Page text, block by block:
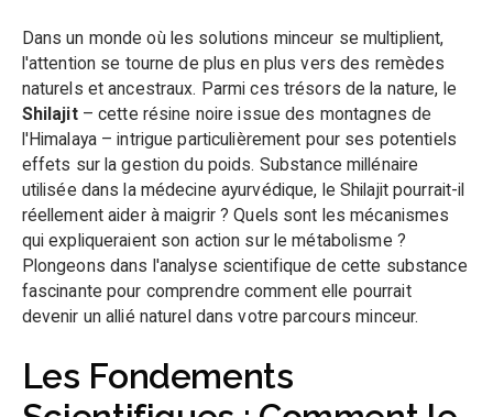
Dans un monde où les solutions minceur se multiplient,
l'attention se tourne de plus en plus vers des remèdes
naturels et ancestraux. Parmi ces trésors de la nature, le
Shilajit– cette résine noire issue des montagnes de
l'Himalaya – intrigue particulièrement pour ses potentiels
effets sur la gestion du poids. Substance millénaire
utilisée dans la médecine ayurvédique, le Shilajit pourrait-il
réellement aider à maigrir ? Quels sont les mécanismes
qui expliqueraient son action sur le métabolisme ?
Plongeons dans l'analyse scientifique de cette substance
fascinante pour comprendre comment elle pourrait
devenir un allié naturel dans votre parcours minceur.
Les Fondements